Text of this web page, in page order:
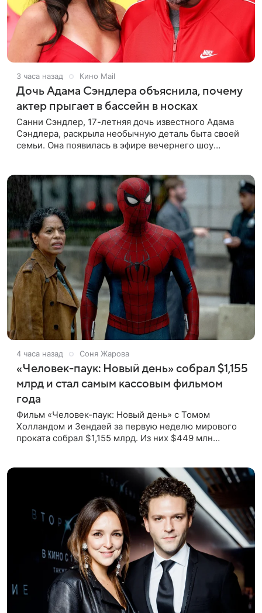
3 часа назад Кино Mail
Дочь Адама Сэндлера объяснила, почему
актер прыгает в бассейн в носках
Санни Сэндлер, 17-летняя дочь известного Адама
Сэндлера, раскрыла необычную деталь быта своей
семьи. Она появилась в эфире вечернего шоу
4 часа назад Соня Жарова
«Человек-паук: Новый день» собрал $1,155
млрд и стал самым кассовым фильмом
года
Фильм «Человек-паук: Новый день» с Томом
Холландом и Зендаей за первую неделю мирового
проката собрал $1,155 млрд. Из них $449 млн